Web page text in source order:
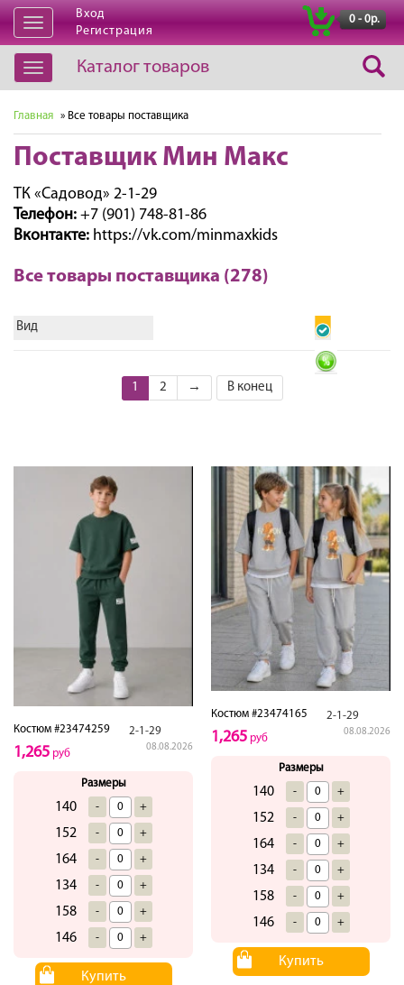
Открыть
навигацию
Вход
Регистрация
0 - 0р.
Открыть
навигацию
Каталог товаров
Главная » Все товары поставщика
Поставщик Мин Макс
ТК «Садовод» 2-1-29
Телефон: +7 (901) 748-81-86
Вконтакте: https://vk.com/minmaxkids
Все товары поставщика (278)
Вид
1 2 → В конец
Костюм #23474259 2-1-29
08.08.2026
1,265 руб
Размеры
140 - +
152 - +
164 - +
134 - +
158 - +
146 - +
Купить
Костюм #23474165 2-1-29
08.08.2026
1,265 руб
Размеры
140 - +
152 - +
164 - +
134 - +
158 - +
146 - +
Купить